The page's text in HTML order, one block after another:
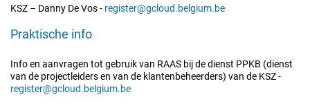
KSZ – Danny De Vos - register@gcloud.belgium.be
Praktische info
Info en aanvragen tot gebruik van RAAS bij de dienst PPKB (dienst
van de projectleiders en van de klantenbeheerders) van de KSZ -
register@gcloud.belgium.be